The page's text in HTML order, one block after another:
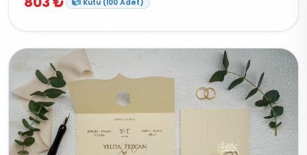
1 Kutu (100 Adet)